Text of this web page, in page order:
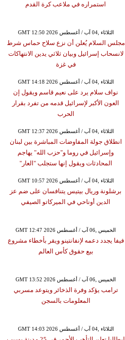
استمراره في ملاعب كرة القدم
GMT 12:50 2026 الثلاثاء ,04 آب / أغسطس
مجلس السلام يُعلن أن نزع سلاح حماس شرط
لانسحاب إسرائيل وبيان ثلاثي يدين الانتهاكات
في غزة
GMT 14:18 2026 الثلاثاء ,04 آب / أغسطس
نواف سلام يرد على نعيم قاسم ويقول إن
العون الأكبر لإسرائيل قدمه من تفرد بقرار
الحرب
GMT 12:37 2026 الثلاثاء ,04 آب / أغسطس
انطلاق جولة المفاوضات المباشرة بين لبنان
وإسرائيل في روما و"حزب الله" يهاجم
المحادثات ويقول إنها ستجلب "العار"
GMT 10:57 2026 الثلاثاء ,04 آب / أغسطس
برشلونة وريال بيتيس يتنافسان على ضم عز
الدين أوناحي في الميركاتو الصيفي
GMT 12:47 2026 الخميس ,06 آب / أغسطس
فيفا يجدد دعمه لإنفانتينو ويقر بأخطاء مشروع
بيع حقوق كأس العالم
GMT 13:52 2026 الخميس ,06 آب / أغسطس
ترامب يؤكد وفرة الذخائر ويتوعد مسربي
المعلومات بالسجن
GMT 14:03 2026 الثلاثاء ,04 آب / أغسطس